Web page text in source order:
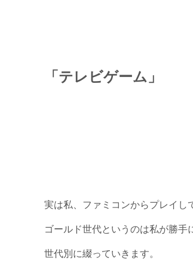
「テレビゲーム」
実は私、ファミコンからプレイし
ゴールド世代というのは私が勝手
世代別に綴っていきます。